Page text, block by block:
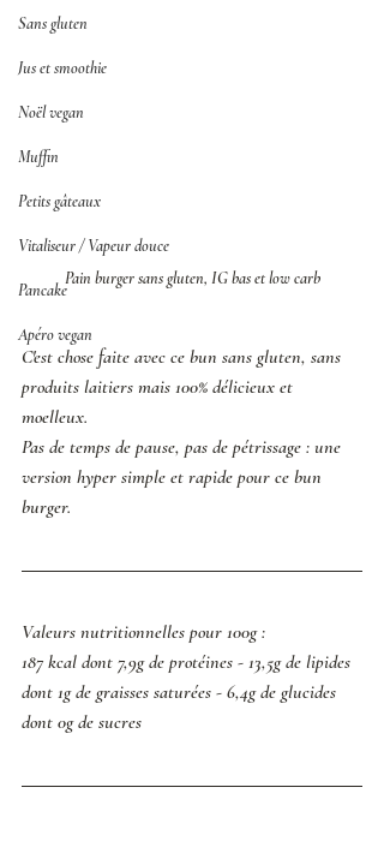
Sans gluten
Jus et smoothie
Noël vegan
Muffin
Petits gâteaux
Vitaliseur / Vapeur douce
Pancake
Apéro vegan
Pain burger sans gluten, IG bas et low carb
C'est chose faite avec ce bun sans gluten, sans
produits laitiers mais 100% délicieux et
moelleux.
Pas de temps de pause, pas de pétrissage : une
version hyper simple et rapide pour ce bun
burger.
Valeurs nutritionnelles pour 100g :
187 kcal dont 7,9g de protéines - 13,5g de lipides
dont 1g de graisses saturées - 6,4g de glucides
dont 0g de sucres